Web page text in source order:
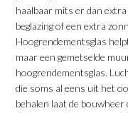
haalbaar mits er dan
beglazing of een extra
Hoogrendementsglas
maar een gemetselde
hoogrendementsglas.
die soms al eens uit het
behalen laat de